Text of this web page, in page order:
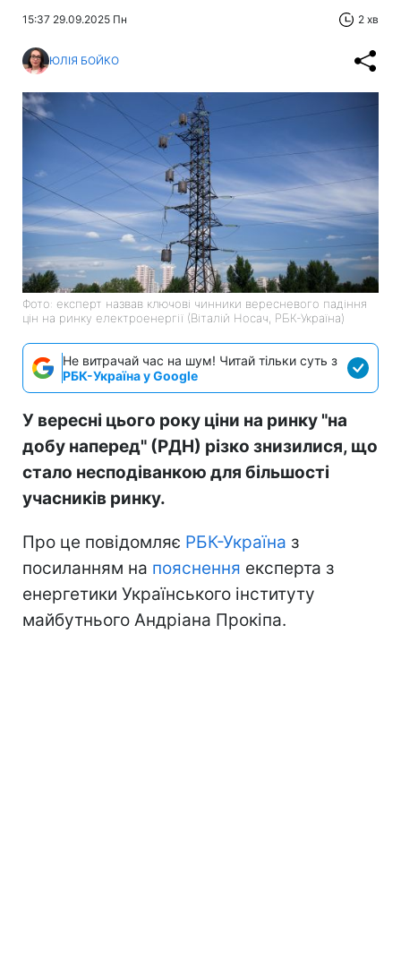
15:37 29.09.2025 Пн 2 хв
ЮЛІЯ БОЙКО
Фото: експерт назвав ключові чинники вересневого падіння
цін на ринку електроенергії (Віталій Носач, РБК-Україна)
Не витрачай час на шум! Читай тільки суть з
РБК-Україна у Google
У вересні цього року ціни на ринку "на
добу наперед" (РДН) різко знизилися, що
стало несподіванкою для більшості
учасників ринку.
Про це повідомляє РБК-Україна з
посиланням на пояснення експерта з
енергетики Українського інституту
майбутнього Андріана Прокіпа.